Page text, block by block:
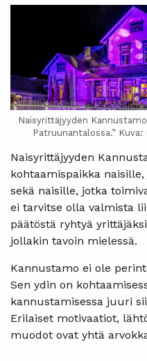
Naisyrittäjyyden
Patruunantalossa.”
Naisyrittäjyyden
kohtaamispaikka
sekä naisille, jotka
ei tarvitse olla valmista
päätöstä ryhtyä
jollakin tavoin mielessä.
Kannustamo ei ole
Sen ydin on
kannustamisessa juuri
Erilaiset motivaatiot,
muodot ovat yhtä